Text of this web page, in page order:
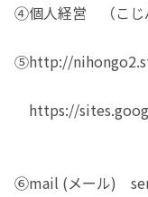
④個人経営 （こじ
⑤http://
https://
⑥mail (メール)